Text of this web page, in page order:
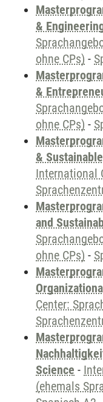
&
ohne CPs) -
&
ohne CPs) -
&
International
and
ohne CPs) -
Center:
Science -
(ehemals